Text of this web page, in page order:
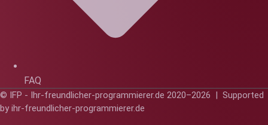
FAQ
© IFP - Ihr-freundlicher-programmierer.de 2020–2026 | Supported
by ihr-freundlicher-programmierer.de